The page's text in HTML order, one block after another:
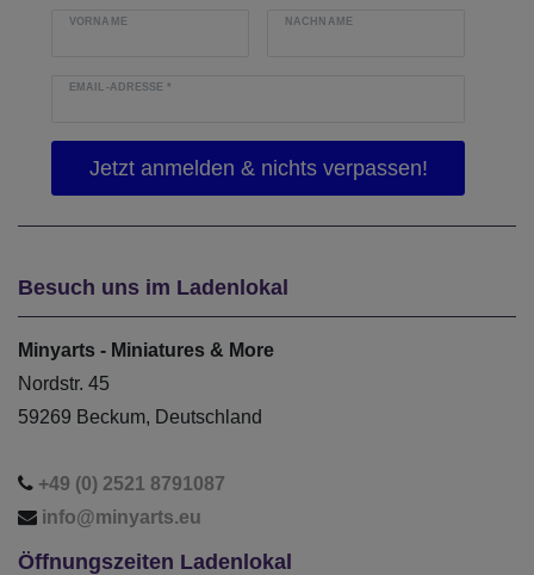
VORNAME NACHNAME
EMAIL-ADRESSE*
Besuch uns im Ladenlokal
Minyarts - Miniatures & More
Nordstr. 45
59269 Beckum, Deutschland
+49 (0) 2521 8791087
info@minyarts.eu
Öffnungszeiten Ladenlokal